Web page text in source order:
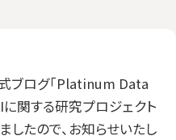
ブログ「Platinum Data
関する研究プロジェクト
たので、お知らせいたし